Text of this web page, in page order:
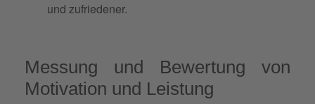
und zufriedener.
Messung und Bewertung von
Motivation und Leistung